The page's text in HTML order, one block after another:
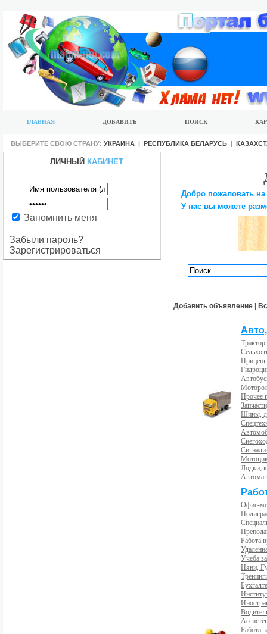
ГЛАВНАЯ ДОБАВИТЬ ПОИСК
ВЫБЕРИТЕ СВОЮ СТРАНУ: УКРАИНА | РЕСПУБЛИКА БЕЛАРУСЬ |
ЛИЧНЫЙ КАБИНЕТ
Запомнить меня
Забыли пароль?
Зарегистрироваться
Добро пожаловать
У нас вы можете
Добавить объявление |
Прочее
Шины,
Лодки,
Офис-
Работа
Учеба
Няни,
Работа